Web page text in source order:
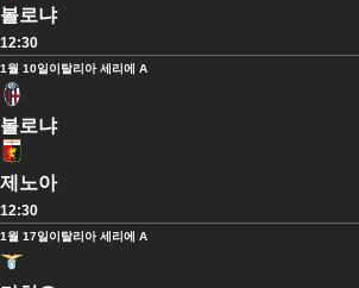
볼로냐
12:30
1월 10일이탈리아 세리에 A
볼로냐
제노아
12:30
1월 17일이탈리아 세리에 A